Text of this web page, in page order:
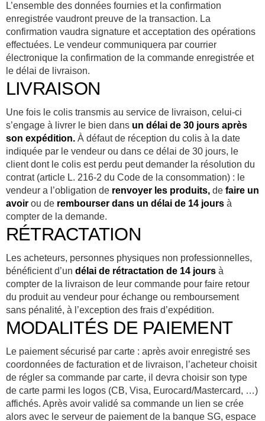
L’ensemble des données fournies et la confirmation
enregistrée vaudront preuve de la transaction. La
confirmation vaudra signature et acceptation des opérations
effectuées. Le vendeur communiquera par courrier
électronique la confirmation de la commande enregistrée et
le délai de livraison.
LIVRAISON
Une fois le colis transmis au service de livraison, celui-ci
s’engage à livrer le bien dans un délai de 30 jours après
son expédition. À défaut de réception du colis à la date
indiquée par le vendeur ou dans ce délai de 30 jours, le
client dont le colis est perdu peut demander la résolution du
contrat (article L. 216-2 du Code de la consommation) : le
vendeur a l’obligation de renvoyer les produits, de faire un
avoir ou de rembourser dans un délai de 14 jours à
compter de la demande.
RÉTRACTATION
Les acheteurs, personnes physiques non professionnelles,
bénéficient d’un délai de rétractation de 14 jours à
compter de la livraison de leur commande pour faire retour
du produit au vendeur pour échange ou remboursement
sans pénalité, à l’exception des frais d’expédition.
MODALITÉS DE PAIEMENT
Le paiement sécurisé par carte : après avoir enregistré ses
coordonnées de facturation et de livraison, l’acheteur choisit
de régler sa commande par carte, il devra choisir son type
de carte parmi les logos (CB, Visa, Eurocard/Mastercard, …)
affichés. Après avoir validé sa commande un lien se crée
alors avec le serveur de paiement de la banque SG, espace